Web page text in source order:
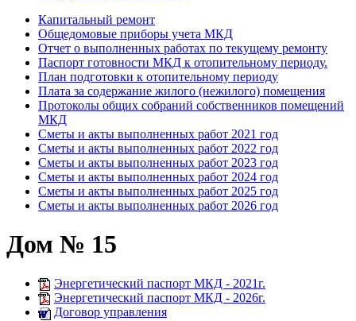
Капитальный ремонт
Общедомовые приборы учета МКД
Отчет о выполненных работах по текущему ремонту
Паспорт готовности МКД к отопительному периоду.
План подготовки к отопительному периоду
Плата за содержание жилого (нежилого) помещения
Протоколы общих собраний собственников помещений
МКД
Сметы и акты выполненных работ 2021 год
Сметы и акты выполненных работ 2022 год
Сметы и акты выполненных работ 2023 год
Сметы и акты выполненных работ 2024 год
Сметы и акты выполненных работ 2025 год
Сметы и акты выполненных работ 2026 год
Дом № 15
Энергетический паспорт МКД - 2021г.
Энергетический паспорт МКД - 2026г.
Договор управления